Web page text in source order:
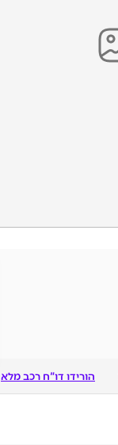
הורידו דו"ח רכב מלא